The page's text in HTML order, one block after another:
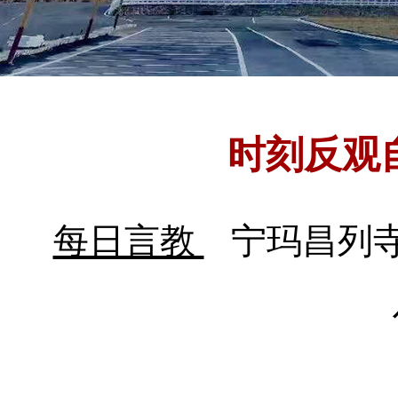
时刻反观
每日言教
宁玛昌列